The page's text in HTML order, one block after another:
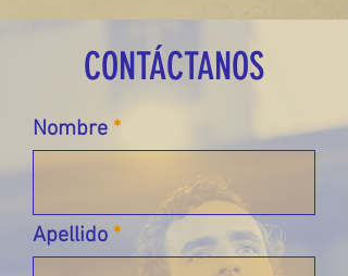
CONTÁCTANOS
Nombre
Apellido